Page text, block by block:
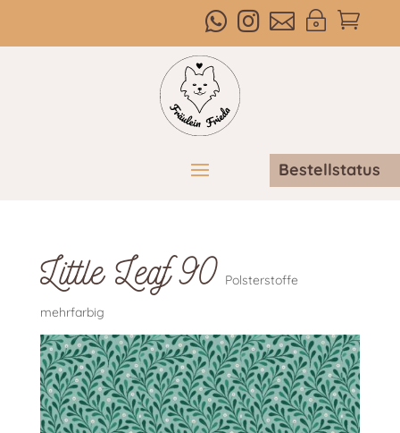

~



Bestellstatus
Little Leaf 90 Polsterstoffe
mehrfarbig